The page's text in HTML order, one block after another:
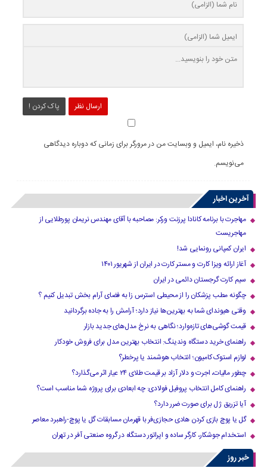
ارسال نظر پاک کردن !
ذخیره نام، ایمیل و وبسایت من در مرورگر برای زمانی که دوباره دیدگاهی
می‌نویسم.
آخرین اخبار
مهاجرت با برنامه کانادا پرزنت ورکر: مصاحبه با آقای مهندس نریمان پورطلایی از
مهاجریست
ایران کمپانی رونمایی شد!
آغاز ارائه ویزا کارت و مستر کارت در ایران از شهریور ۱۴۰۱
سیم کارت گرجستان دائمی در ایران
چگونه مطب پزشکان را از محیطی استرس زا به فضای آرام بخش تبدیل کنیم ؟
وقتی هیوندای شما به بهترین‌ها نیاز دارد؛ آرامش را به جاده برگردانید
قیمت گوشی‌های تازه‌وارد؛ نگاهی به نرخ مدل‌های جدید بازار
راهنمای خرید دستگاه وندینگ: انتخاب بهترین مدل برای فروش خودکار
لوازم استوک کامیون؛ انتخاب هوشمند یا پرخطر؟
چطور مالیات، اجرت و دلار آزاد بر قیمت طلای ۲۴ عیار اثر می‌گذارد؟
راهنمای کامل انتخاب پروفیل فولادی: چه ابعادی برای پروژه شما مناسب است؟
آیا تزریق ژل برای صورت ضرر دارد​؟
گل یا پوچ بازی کردن هادی حجازی‌فر با قهرمان مسابقات گل یا پوچ-راهبرد معاصر
استخدام جوشکار، کارگر ساده و اپراتور دستگاه در گروه صنعتی آفر در تهران
خبر روز